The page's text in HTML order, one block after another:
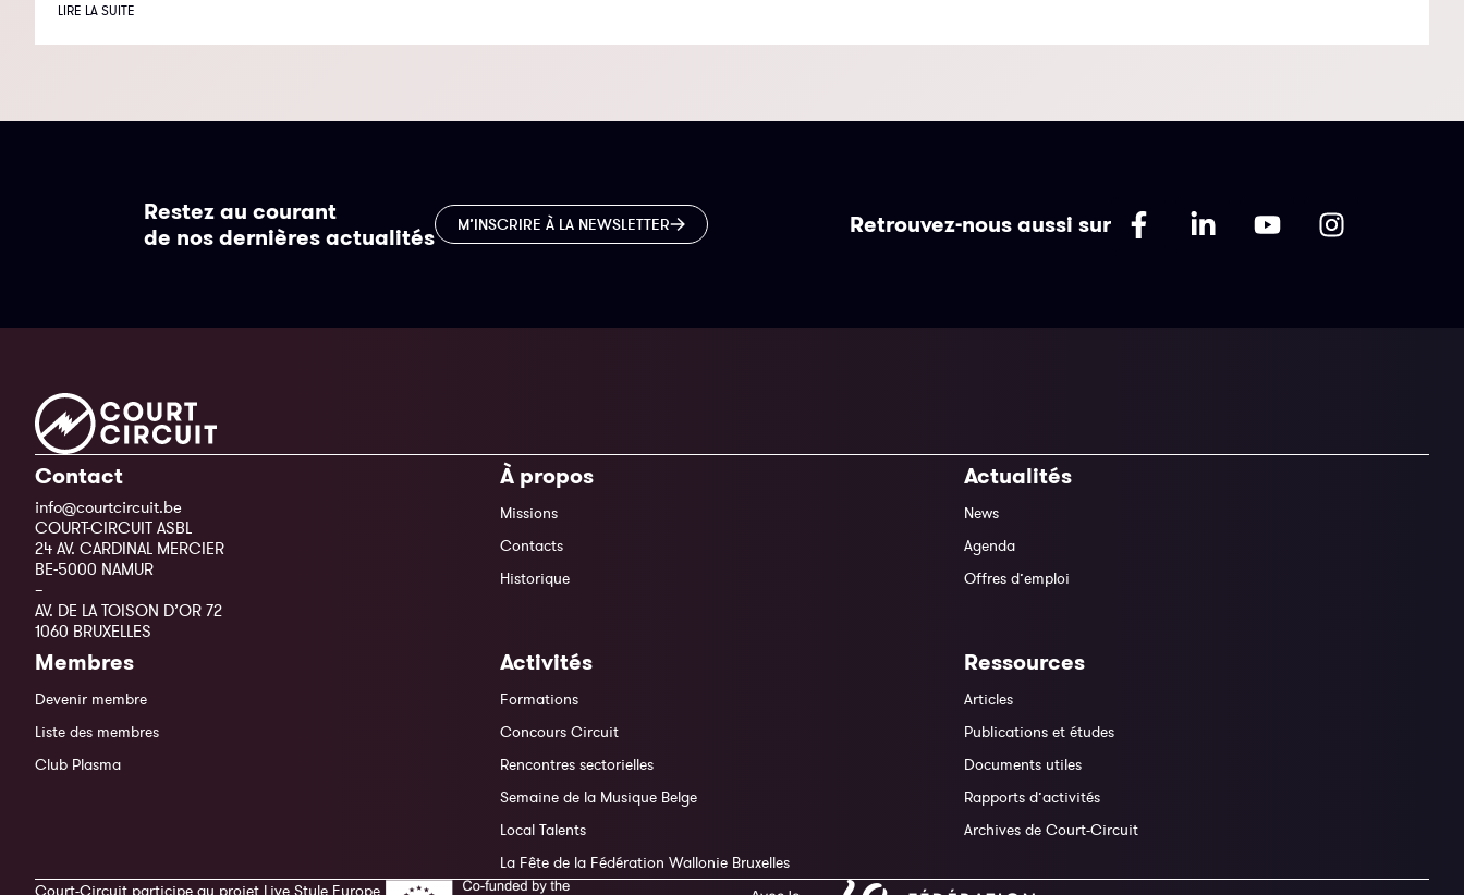
LIRE LA SUITE
Restez au courant
de nos dernières actualités
M’INSCRIRE À LA NEWSLETTER Retrouvez-nous aussi sur
Contact
info@courtcircuit.be
COURT-CIRCUIT ASBL
24 AV. CARDINAL MERCIER
BE-5000 NAMUR
–
AV. DE LA TOISON D’OR 72
1060 BRUXELLES
À propos
Missions
Contacts
Historique
Actualités
News
Agenda
Offres d’emploi
Membres
Devenir membre
Liste des membres
Club Plasma
Activités
Formations
Concours Circuit
Rencontres sectorielles
Semaine de la Musique Belge
Local Talents
La Fête de la Fédération Wallonie Bruxelles
Ressources
Articles
Publications et études
Documents utiles
Rapports d’activités
Archives de Court-Circuit
Court-Circuit participe au projet Live Style Europe,